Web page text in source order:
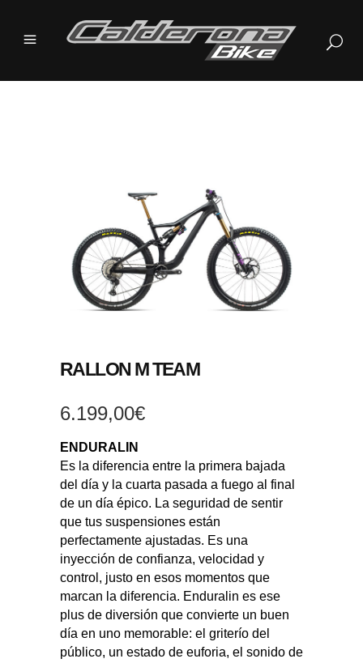
RALLON M TEAM
6.199,00€
ENDURALIN
Es la diferencia entre la primera bajada
del día y la cuarta pasada a fuego al final
de un día épico. La seguridad de sentir
que tus suspensiones están
perfectamente ajustadas. Es una
inyección de confianza, velocidad y
control, justo en esos momentos que
marcan la diferencia. Enduralin es ese
plus de diversión que convierte un buen
día en uno memorable: el griterío del
público, un estado de euforia, el sonido de